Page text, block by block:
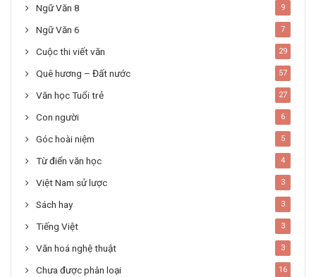
Ngữ Văn 8 9
Ngữ Văn 6 7
Cuộc thi viết văn 29
Quê hương – Đất nước 57
Văn học Tuổi trẻ 27
Con người 6
Góc hoài niệm 5
Từ điển văn học 4
Việt Nam sử lược 3
Sách hay 3
Tiếng Việt 3
Văn hoá nghệ thuật 3
Chưa được phân loại 16